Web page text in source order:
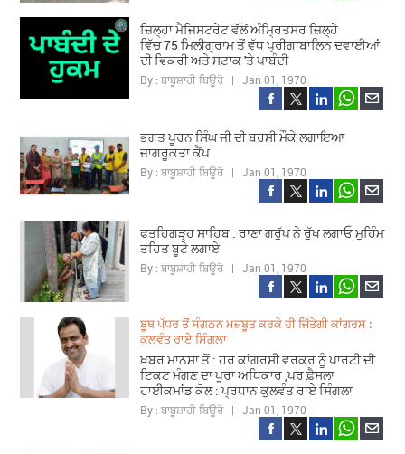
ਜ਼ਿਲ੍ਹਾ ਮੈਜਿਸਟਰੇਟ ਵੱਲੋਂ ਅੰਮ੍ਰਿਤਸਰ ਜ਼ਿਲ੍ਹੇ
ਵਿੱਚ 75 ਮਿਲੀਗ੍ਰਾਮ ਤੋਂ ਵੱਧ ਪ੍ਰੀਗਾਬਾਲਿਨ ਦਵਾਈਆਂ
ਦੀ ਵਿਕਰੀ ਅਤੇ ਸਟਾਕ 'ਤੇ ਪਾਬੰਦੀ
By : ਬਾਬੂਸ਼ਾਹੀ ਬਿਊਰੋ | Jan 01, 1970 |
ਭਗਤ ਪੂਰਨ ਸਿੰਘ ਜੀ ਦੀ ਬਰਸੀ ਮੌਕੇ ਲਗਾਇਆ
ਜਾਗਰੂਕਤਾ ਕੈਂਪ
By : ਬਾਬੂਸ਼ਾਹੀ ਬਿਊਰੋ | Jan 01, 1970 |
ਫਤਹਿਗੜ੍ਹ ਸਾਹਿਬ : ਰਾਣਾ ਗਰੁੱਪ ਨੇ ਰੁੱਖ ਲਗਾਓ ਮੁਹਿੰਮ
ਤਹਿਤ ਬੂਟੇ ਲਗਾਏ
By : ਬਾਬੂਸ਼ਾਹੀ ਬਿਊਰੋ | Jan 01, 1970 |
ਬੂਥ ਪੱਧਰ ਤੋਂ ਸੰਗਠਨ ਮਜ਼ਬੂਤ ਕਰਕੇ ਹੀ ਜਿੱਤੇਗੀ ਕਾਂਗਰਸ :
ਕੁਲਵੰਤ ਰਾਏ ਸਿੰਗਲਾ
ਖ਼ਬਰ ਮਾਨਸਾ ਤੋਂ : ਹਰ ਕਾਂਗਰਸੀ ਵਰਕਰ ਨੂੰ ਪਾਰਟੀ ਦੀ
ਟਿਕਟ ਮੰਗਣ ਦਾ ਪੂਰਾ ਅਧਿਕਾਰ ,ਪਰ ਫ਼ੈਸਲਾ
ਹਾਈਕਮਾਂਡ ਕੋਲ : ਪ੍ਰਧਾਨ ਕੁਲਵੰਤ ਰਾਏ ਸਿੰਗਲਾ
By : ਬਾਬੂਸ਼ਾਹੀ ਬਿਊਰੋ | Jan 01, 1970 |